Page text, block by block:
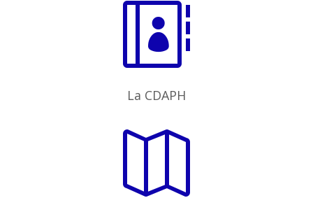

La CDAPH
